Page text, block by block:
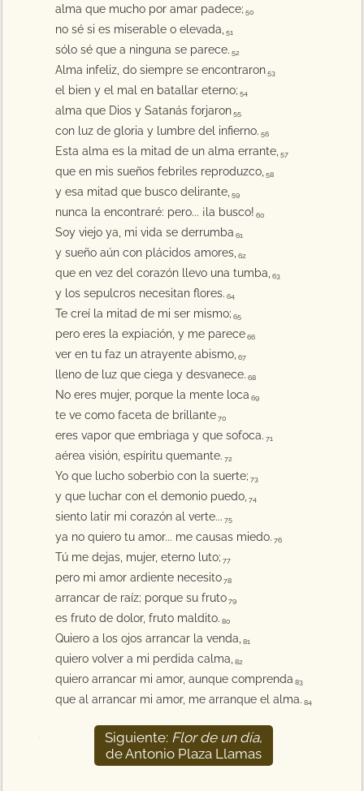
alma que mucho por amar padece; 50
no sé si es miserable o elevada, 51
sólo sé que a ninguna se parece. 52
Alma infeliz, do siempre se encontraron 53
el bien y el mal en batallar eterno; 54
alma que Dios y Satanás forjaron 55
con luz de gloria y lumbre del infierno. 56
Esta alma es la mitad de un alma errante, 57
que en mis sueños febriles reproduzco, 58
y esa mitad que busco delirante, 59
nunca la encontraré: pero... ¡la busco! 60
Soy viejo ya, mi vida se derrumba 61
y sueño aún con plácidos amores, 62
que en vez del corazón llevo una tumba, 63
y los sepulcros necesitan flores. 64
Te creí la mitad de mi ser mismo; 65
pero eres la expiación, y me parece 66
ver en tu faz un atrayente abismo, 67
lleno de luz que ciega y desvanece. 68
No eres mujer, porque la mente loca 69
te ve como faceta de brillante 70
eres vapor que embriaga y que sofoca. 71
aérea visión, espíritu quemante. 72
Yo que lucho soberbio con la suerte; 73
y que luchar con el demonio puedo, 74
siento latir mi corazón al verte... 75
ya no quiero tu amor... me causas miedo. 76
Tú me dejas, mujer, eterno luto; 77
pero mi amor ardiente necesito 78
arrancar de raíz; porque su fruto 79
es fruto de dolor, fruto maldito. 80
Quiero a los ojos arrancar la venda, 81
quiero volver a mi perdida calma, 82
quiero arrancar mi amor, aunque comprenda 83
que al arrancar mi amor, me arranque el alma. 84
Siguiente: Flor de un día,
de Antonio Plaza Llamas